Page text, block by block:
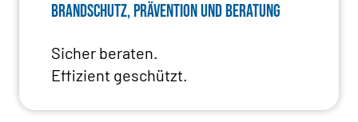
Brandschutz, Prävention und Beratung
Sicher beraten.
Effizient geschützt.